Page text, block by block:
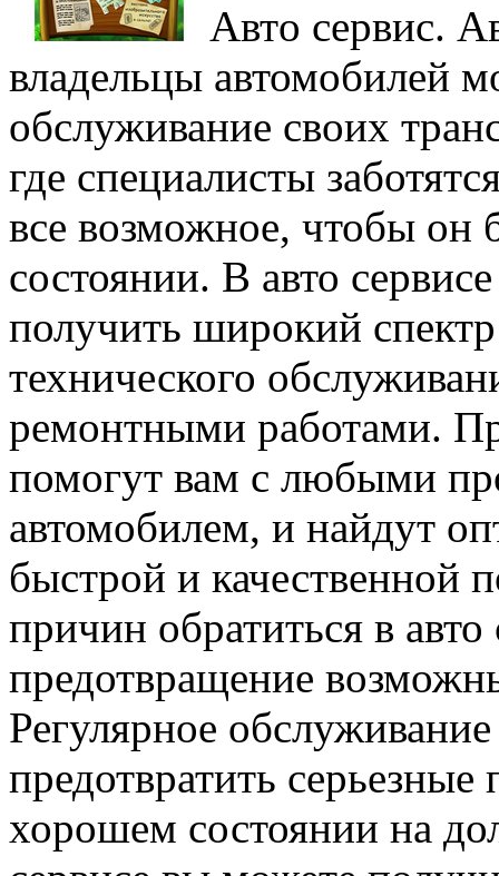
Aвтo сeрвис.
владельцы автомобилей
обслуживание своих
где специалисты
все возможное, чтобы он
состоянии. В авто
получить широкий
технического
ремонтными работами.
помогут вам с любыми
автомобилем, и найдут
быстрой и качественной
причин обратиться в авто
предотвращение
Регулярное
предотвратить
хорошем состоянии на